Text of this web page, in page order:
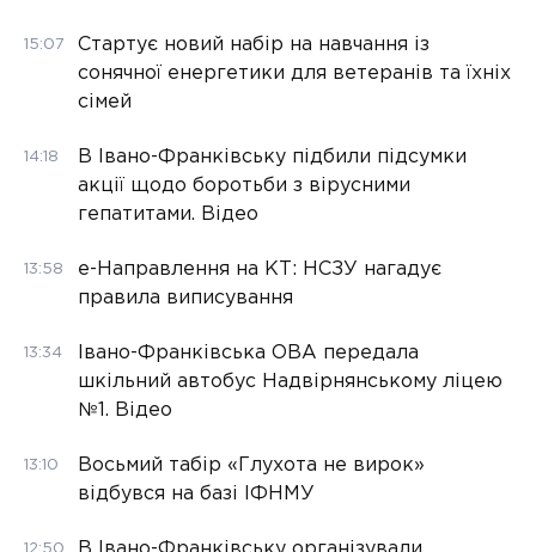
15:07
Стартує новий набір на навчання із
сонячної енергетики для ветеранів та їхніх
сімей
14:18
В Івано-Франківську підбили підсумки
акції щодо боротьби з вірусними
гепатитами. Відео
13:58
е-Направлення на КТ: НСЗУ нагадує
правила виписування
13:34
Івано-Франківська ОВА передала
шкільний автобус Надвірнянському ліцею
№1. Відео
13:10
Восьмий табір «Глухота не вирок»
відбувся на базі ІФНМУ
12:50